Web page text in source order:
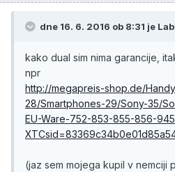
dne 16. 6. 2016 ob 8:31 je
kako dual sim nima garancije,
npr
http://megapreis-shop.de/
28/Smartphones-29/Sony-35/
EU-Ware-752-853-855-856-
(jaz sem mojega kupil v nemciji